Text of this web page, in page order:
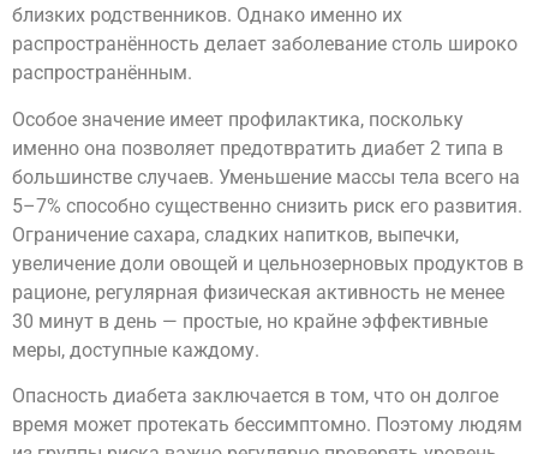
близких родственников. Однако именно их
распространённость делает заболевание столь широко
распространённым.
Особое значение имеет профилактика, поскольку
именно она позволяет предотвратить диабет 2 типа в
большинстве случаев. Уменьшение массы тела всего на
5–7% способно существенно снизить риск его развития.
Ограничение сахара, сладких напитков, выпечки,
увеличение доли овощей и цельнозерновых продуктов в
рационе, регулярная физическая активность не менее
30 минут в день — простые, но крайне эффективные
меры, доступные каждому.
Опасность диабета заключается в том, что он долгое
время может протекать бессимптомно. Поэтому людям